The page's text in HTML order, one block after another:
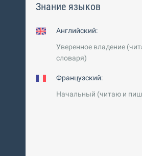
Знание языков
Английский:
Уверенное владение
словаря)
Французский:
Начальный (читаю и